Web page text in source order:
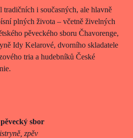
tradičních i současných, ale hlavně
plných života – včetně živelných
pěveckého sboru Čhavorenge,
Idy Kelarové, dvorního skladatele
tria a hudebníků České
sbor
zpěv